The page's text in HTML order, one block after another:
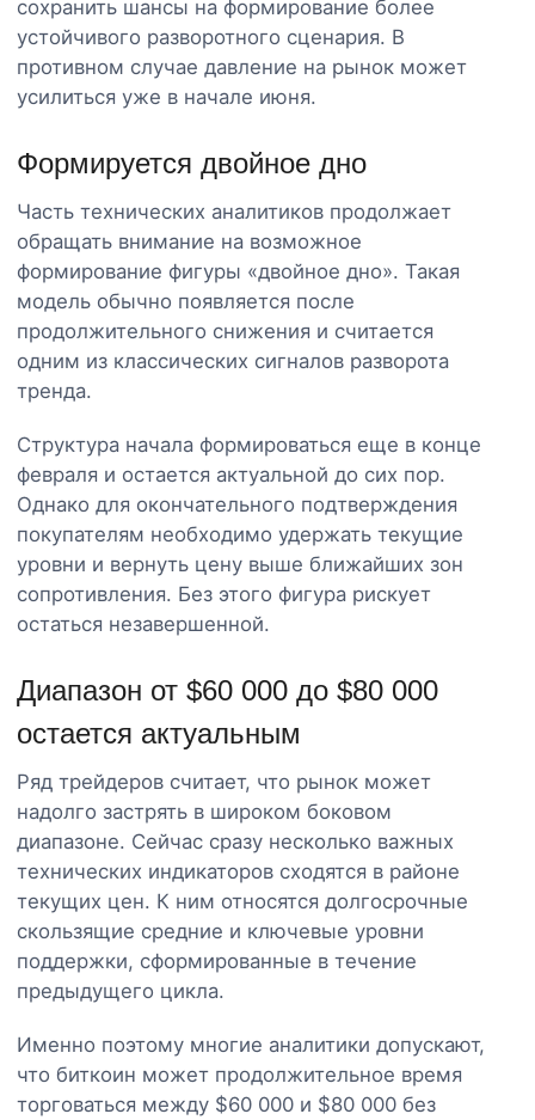
сохранить шансы на формирование более
устойчивого разворотного сценария. В
противном случае давление на рынок может
усилиться уже в начале июня.
Формируется двойное дно
Часть технических аналитиков продолжает
обращать внимание на возможное
формирование фигуры «двойное дно». Такая
модель обычно появляется после
продолжительного снижения и считается
одним из классических сигналов разворота
тренда.
Структура начала формироваться еще в конце
февраля и остается актуальной до сих пор.
Однако для окончательного подтверждения
покупателям необходимо удержать текущие
уровни и вернуть цену выше ближайших зон
сопротивления. Без этого фигура рискует
остаться незавершенной.
Диапазон от $60 000 до $80 000
остается актуальным
Ряд трейдеров считает, что рынок может
надолго застрять в широком боковом
диапазоне. Сейчас сразу несколько важных
технических индикаторов сходятся в районе
текущих цен. К ним относятся долгосрочные
скользящие средние и ключевые уровни
поддержки, сформированные в течение
предыдущего цикла.
Именно поэтому многие аналитики допускают,
что биткоин может продолжительное время
торговаться между $60 000 и $80 000 без